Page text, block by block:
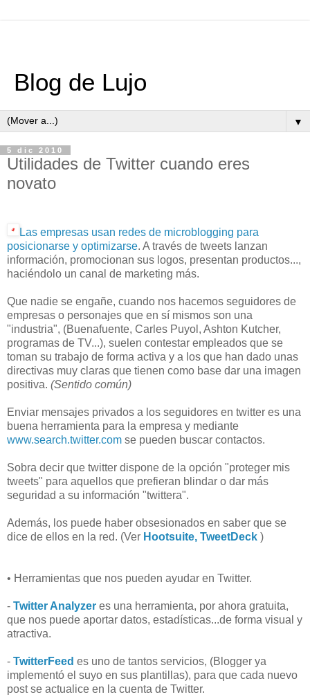
Blog de Lujo
▼
5 dic 2010
Utilidades de Twitter cuando eres
novato
Las empresas usan redes de microblogging para
posicionarse y optimizarse. A través de tweets lanzan
información, promocionan sus logos, presentan productos...,
haciéndolo un canal de marketing más.
Que nadie se engañe, cuando nos hacemos seguidores de
empresas o personajes que en sí mismos son una
"industria", (Buenafuente, Carles Puyol, Ashton Kutcher,
programas de TV...), suelen contestar empleados que se
toman su trabajo de forma activa y a los que han dado unas
directivas muy claras que tienen como base dar una imagen
positiva. (Sentido común)
Enviar mensajes privados a los seguidores en twitter es una
buena herramienta para la empresa y mediante
www.search.twitter.com se pueden buscar contactos.
Sobra decir que twitter dispone de la opción "proteger mis
tweets" para aquellos que prefieran blindar o dar más
seguridad a su información "twittera".
Además, los puede haber obsesionados en saber que se
dice de ellos en la red. (Ver Hootsuite, TweetDeck )
• Herramientas que nos pueden ayudar en Twitter.
- Twitter Analyzer es una herramienta, por ahora gratuita,
que nos puede aportar datos, estadísticas...de forma visual y
atractiva.
- TwitterFeed es uno de tantos servicios, (Blogger ya
implementó el suyo en sus plantillas), para que cada nuevo
post se actualice en la cuenta de Twitter.